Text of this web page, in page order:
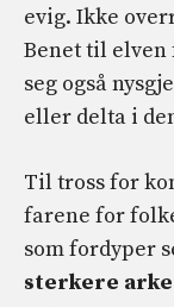
evig. Ikke
Benet til
seg også
eller delta i
Til tross for
farene for
som fordyper
sterkere